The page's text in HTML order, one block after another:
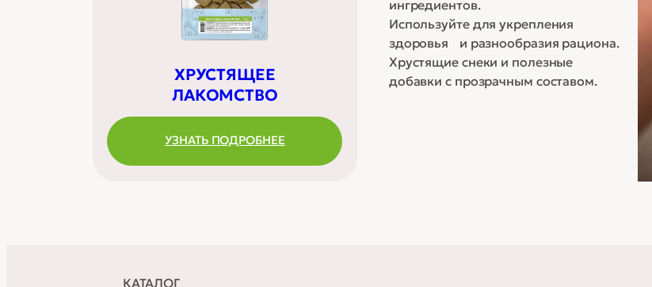
ХРУСТЯЩЕЕ
ЛАКОМСТВО
УЗНАТЬ ПОДРОБНЕЕ
ингредиентов.
Используйте для укрепления
здоровья и разнообразия рациона.
Хрустящие снеки и полезные
добавки с прозрачным составом.
КАТАЛОГ